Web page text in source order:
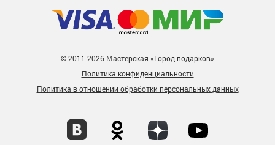
© 2011-2026 Мастерская «Город подарков»
Политика конфиденциальности
Политика в отношении обработки персональных данных